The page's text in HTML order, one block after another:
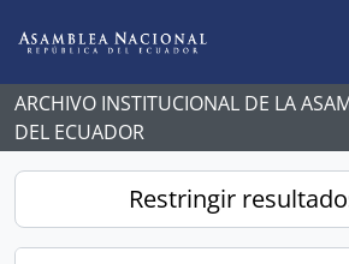
ARCHIVO INSTITUCIONAL DE LA
DEL ECUADOR
Restringir